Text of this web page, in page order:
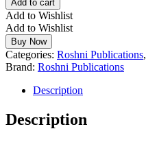
Add to cart
Add to Wishlist
Add to Wishlist
Buy Now
Categories: Roshni Publications,
Brand: Roshni Publications
Description
Description